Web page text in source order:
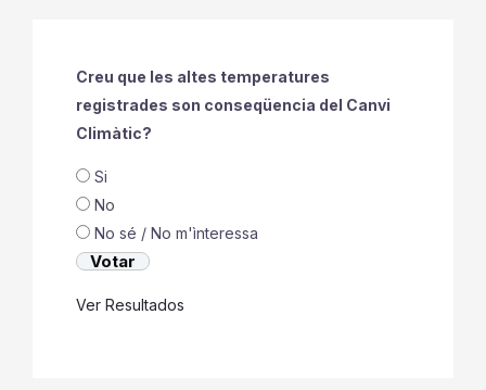
Creu que les altes temperatures
registrades son conseqüencia del Canvi
Climàtic?
Si
No
No sé / No m'ìnteressa
Ver Resultados